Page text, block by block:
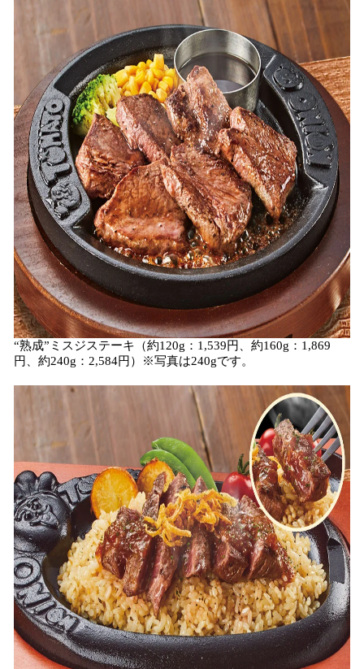
“熟成”ミスジステーキ（約120g：1,539円、約160g：1,869
円、約240g：2,584円）※写真は240gです。